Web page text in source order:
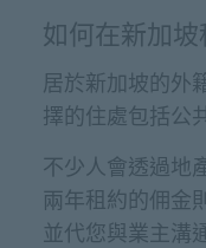
如何在新加坡
居於新加坡的外
擇的住處包括公
不少人會透過地
兩年租約的佣金
並代您與業主溝